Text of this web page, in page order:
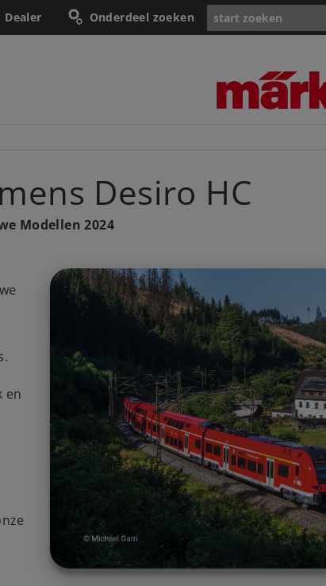
Onderdeel zoeken
Dealer
Desiro HC
Modellen 2024
en